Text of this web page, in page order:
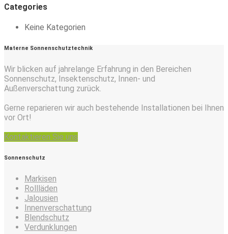
Categories
Keine Kategorien
Materne Sonnenschutztechnik
Wir blicken auf jahrelange Erfahrung in den Bereichen
Sonnenschutz, Insektenschutz, Innen- und
Außenverschattung zurück.
Gerne reparieren wir auch bestehende Installationen bei Ihnen
vor Ort!
Kontaktieren Sie uns
Sonnenschutz
Markisen
Rollläden
Jalousien
Innenverschattung
Blendschutz
Verdunklungen